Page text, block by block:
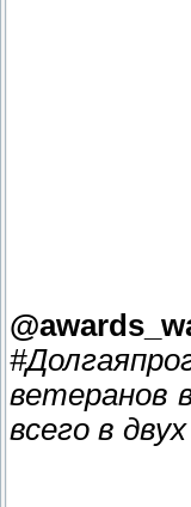
ветеранов
всего в